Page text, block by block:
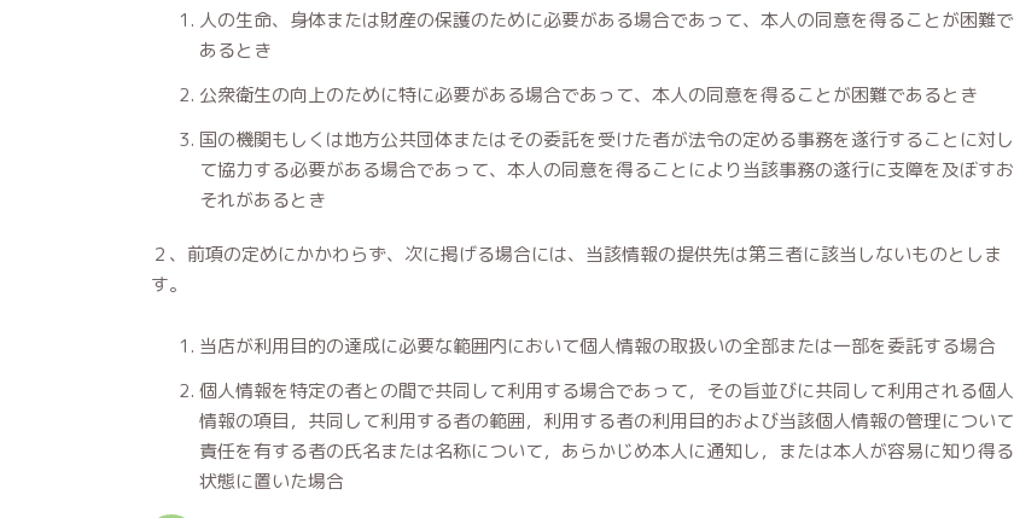
人の生命、身体または財産の保護のために必要がある場合であって、本人の同意を得ることが困難で
あるとき
公衆衛生の向上のために特に必要がある場合であって、本人の同意を得ることが困難であるとき
国の機関もしくは地方公共団体またはその委託を受けた者が法令の定める事務を遂行することに対し
て協力する必要がある場合であって、本人の同意を得ることにより当該事務の遂行に支障を及ぼすお
それがあるとき
２、前項の定めにかかわらず、次に掲げる場合には、当該情報の提供先は第三者に該当しないものとしま
す。
当店が利用目的の達成に必要な範囲内において個人情報の取扱いの全部または一部を委託する場合
個人情報を特定の者との間で共同して利用する場合であって，その旨並びに共同して利用される個人
情報の項目，共同して利用する者の範囲，利用する者の利用目的および当該個人情報の管理について
責任を有する者の氏名または名称について，あらかじめ本人に通知し，または本人が容易に知り得る
状態に置いた場合